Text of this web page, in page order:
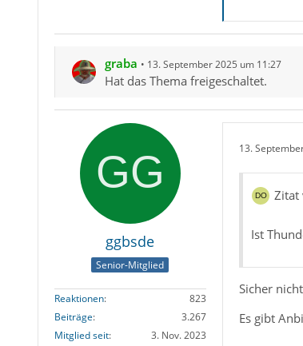
graba 13. September 2025 um 11:27
Hat das Thema freigeschaltet.
ggbsde
Senior-Mitglied
Reaktionen
823
Beiträge
3.267
Mitglied seit
3. Nov. 2023
13.
Zitat
Ist
Sicher
Es gibt